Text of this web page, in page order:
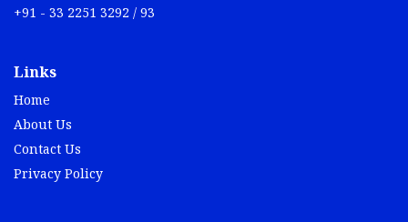
+91 - 33 2251 3292 / 93
Links
Home
About Us
Contact Us
Privacy Policy